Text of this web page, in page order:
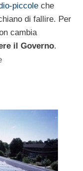
piccole che
di fallire. Per
cambia
il Governo.